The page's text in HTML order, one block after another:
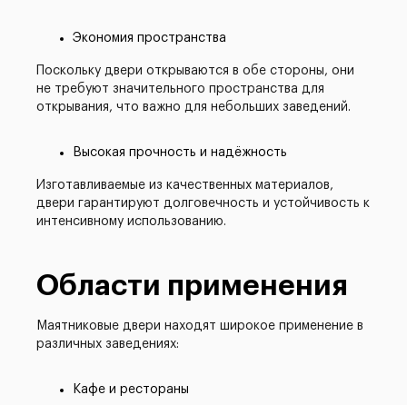
Экономия пространства
Поскольку двери открываются в обе стороны, они
не требуют значительного пространства для
открывания, что важно для небольших заведений.
Высокая прочность и надёжность
Изготавливаемые из качественных материалов,
двери гарантируют долговечность и устойчивость к
интенсивному использованию.
Области применения
Маятниковые двери находят широкое применение в
различных заведениях:
Кафе и рестораны